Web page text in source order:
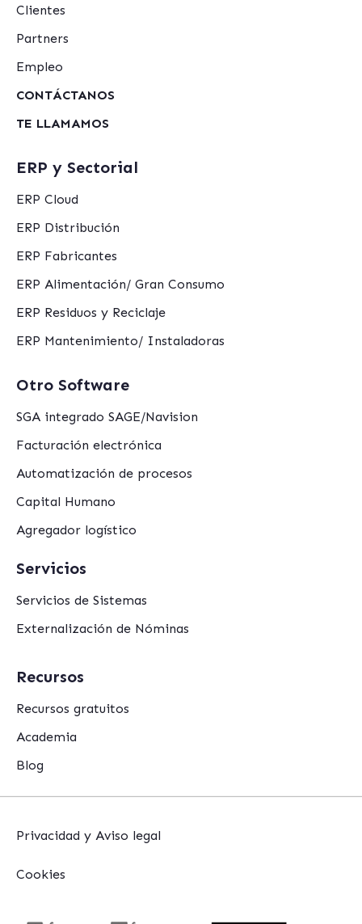
Clientes
Partners
Empleo
CONTÁCTANOS
TE LLAMAMOS
ERP y Sectorial
ERP Cloud
ERP Distribución
ERP Fabricantes
ERP Alimentación/ Gran Consumo
ERP Residuos y Reciclaje
ERP Mantenimiento/ Instaladoras
Otro Software
SGA integrado SAGE/Navision
Facturación electrónica
Automatización de procesos
Capital Humano
Agregador logístico
Servicios
Servicios de Sistemas
Externalización de Nóminas
Recursos
Recursos gratuitos
Academia
Blog
Privacidad y Aviso legal
Cookies